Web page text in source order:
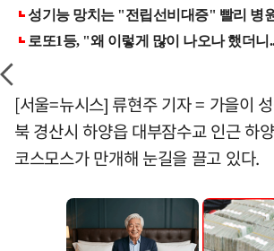
[서울=뉴시스] 류현주 기자 = 가을이
북 경산시 하양읍 대부잠수교 인근 하
코스모스가 만개해 눈길을 끌고 있다.